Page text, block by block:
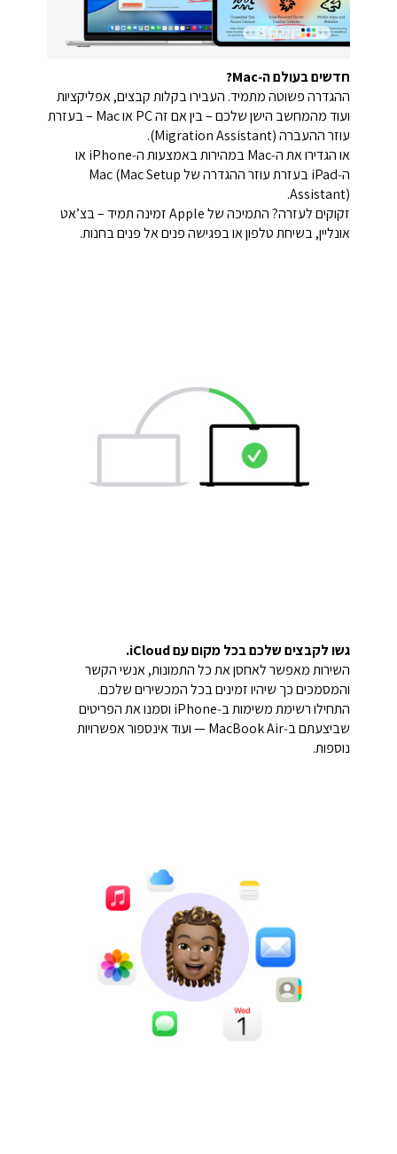
חדשים בעולם ה‑Mac?
ההגדרה פשוטה מתמיד. העבירו בקלות קבצים, אפליקציות
ועוד מהמחשב הישן שלכם – בין אם זה PC או Mac – בעזרת
עוזר ההעברה (Migration Assistant).
או הגדירו את ה‑Mac במהירות באמצעות ה‑iPhone או
ה‑iPad בעזרת עוזר ההגדרה של Mac (Mac Setup
Assistant).
זקוקים לעזרה? התמיכה של Apple זמינה תמיד – בצ’אט
אונליין, בשיחת טלפון או בפגישה פנים אל פנים בחנות.
גשו לקבצים שלכם בכל מקום עם iCloud.
השירות מאפשר לאחסן את כל התמונות, אנשי הקשר
והמסמכים כך שיהיו זמינים בכל המכשירים שלכם.
התחילו רשימת משימות ב‑iPhone וסמנו את הפריטים
שביצעתם ב‑MacBook Air — ועוד אינספור אפשרויות
נוספות.